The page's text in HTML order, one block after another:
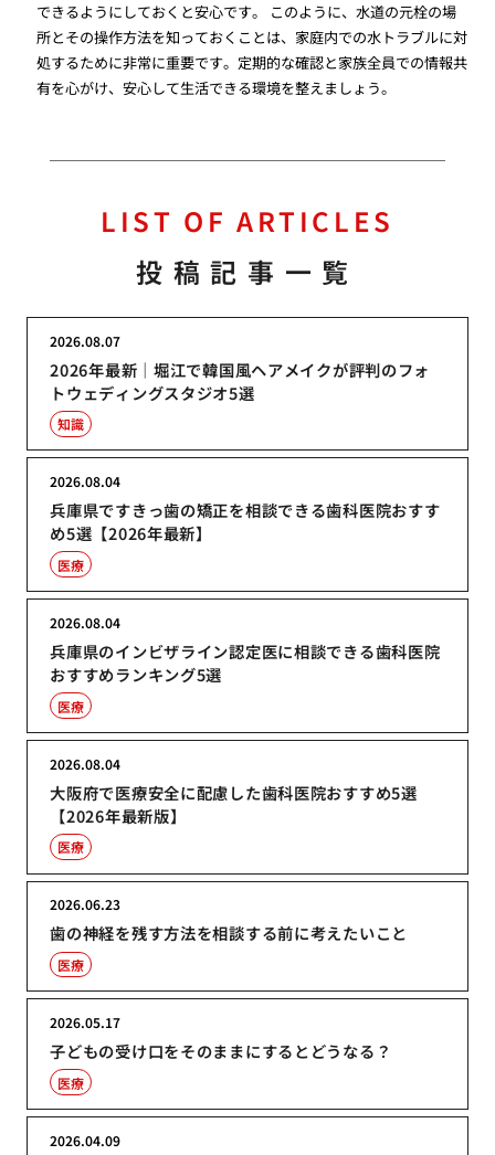
できるようにしておくと安心です。 このように、水道の元栓の場
所とその操作方法を知っておくことは、家庭内での水トラブルに対
処するために非常に重要です。定期的な確認と家族全員での情報共
有を心がけ、安心して生活できる環境を整えましょう。
LIST OF ARTICLES
投稿記事一覧
2026年最新｜堀江で韓国風ヘアメイクが評判のフォ
トウェディングスタジオ5選
2026.08.07
知識
兵庫県ですきっ歯の矯正を相談できる歯科医院おすす
め5選【2026年最新】
2026.08.04
医療
兵庫県のインビザライン認定医に相談できる歯科医院
おすすめランキング5選
2026.08.04
医療
大阪府で医療安全に配慮した歯科医院おすすめ5選
【2026年最新版】
2026.08.04
医療
歯の神経を残す方法を相談する前に考えたいこと
2026.06.23
医療
子どもの受け口をそのままにするとどうなる？
2026.05.17
医療
2026.04.09